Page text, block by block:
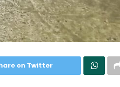
on Twitter